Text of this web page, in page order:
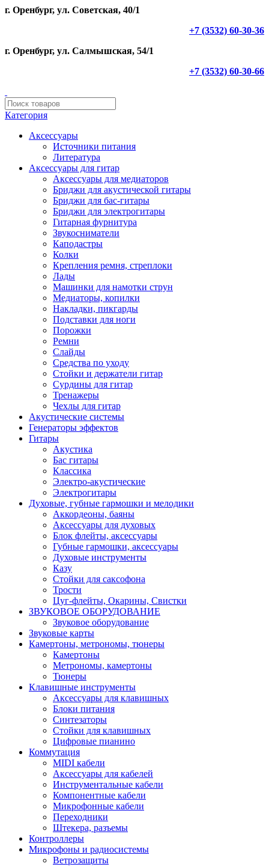
г. Оренбург, ул. Советская, 40/1
+7 (3532) 60-30-36
г. Оренбург, ул. Салмышская, 54/1
+7 (3532) 60-30-66
Категория
Аксессуары
Источники питания
Литература
Аксессуары для гитар
Аксессуары для медиаторов
Бриджи для акустической гитары
Бриджи для бас-гитары
Бриджи для электрогитары
Гитарная фурнитура
Звукосниматели
Каподастры
Колки
Крепления ремня, стреплоки
Лады
Машинки для намотки струн
Медиаторы, копилки
Накладки, пикгарды
Подставки для ноги
Порожки
Ремни
Слайды
Средства по уходу
Стойки и держатели гитар
Сурдины для гитар
Тренажеры
Чехлы для гитар
Акустические системы
Генераторы эффектов
Гитары
Акустика
Бас гитары
Классика
Электро-акустические
Электрогитары
Духовые, губные гармошки и мелодики
Аккордеоны, баяны
Аксессуары для духовых
Блок флейты, аксессуары
Губные гармошки, аксессуары
Духовые инструменты
Казу
Стойки для саксофона
Трости
Цуг-флейты, Окарины, Свистки
ЗВУКОВОЕ ОБОРУДОВАНИЕ
Звуковое оборудование
Звуковые карты
Камертоны, метрономы, тюнеры
Камертоны
Метрономы, камертоны
Тюнеры
Клавишные инструменты
Аксессуары для клавишных
Блоки питания
Синтезаторы
Стойки для клавишных
Цифровые пианино
Коммутация
MIDI кабели
Аксессуары для кабелей
Инструментальные кабели
Компонентные кабели
Микрофонные кабели
Переходники
Штекера, разъемы
Контроллеры
Микрофоны и радиосистемы
Ветрозащиты